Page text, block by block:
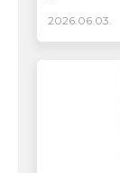
2026.06.03.